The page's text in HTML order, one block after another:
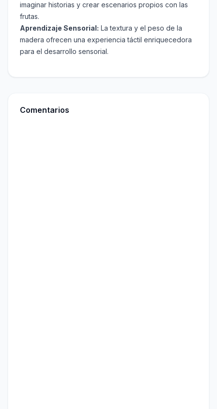
imaginar historias y crear escenarios propios con las
frutas.
Aprendizaje Sensorial: La textura y el peso de la
madera ofrecen una experiencia táctil enriquecedora
para el desarrollo sensorial.
Comentarios